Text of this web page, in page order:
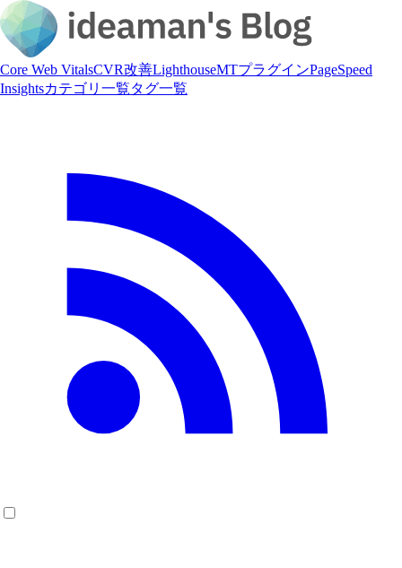
Core Web VitalsCVR改善LighthouseMTプラグインPageSpeed
Insightsカテゴリ一覧タグ一覧